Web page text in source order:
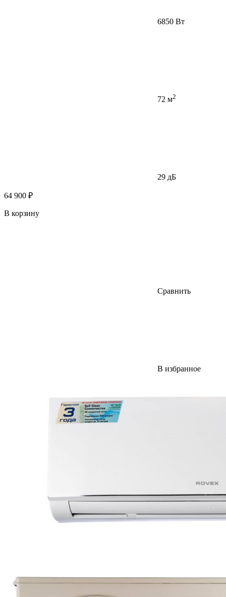
6850 Вт
72 м2
29 дБ
64 900 ₽
В корзину
Сравнить
В избранное